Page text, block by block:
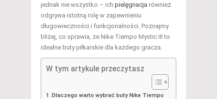
jednak nie wszystko – ich pielęgnacja również
odgrywa istotną rolę w zapewnieniu
długowieczności i funkcjonalności. Poznajmy
bliżej, co sprawia, że Nike Tiempo Mystic III to
idealne buty piłkarskie dla każdego gracza.
W tym artykule przeczytasz
Dlaczego warto wybrać buty Nike Tiempo